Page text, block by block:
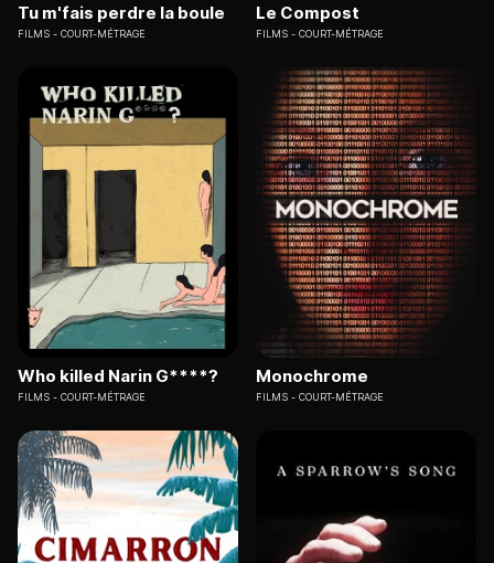
Tu m'fais perdre la boule
FILMS COURT-MÉTRAGE
Le Compost
FILMS COURT-MÉTRAGE
Who killed Narin G****?
FILMS COURT-MÉTRAGE
Monochrome
FILMS COURT-MÉTRAGE